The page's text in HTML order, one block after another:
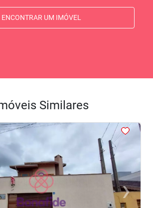
ENCONTRAR UM IMÓVEL
Similares
›Next